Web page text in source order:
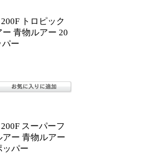
トロピック
青物ルアー 20
ー
スーパーフ
ー 青物ルアー
ッパー